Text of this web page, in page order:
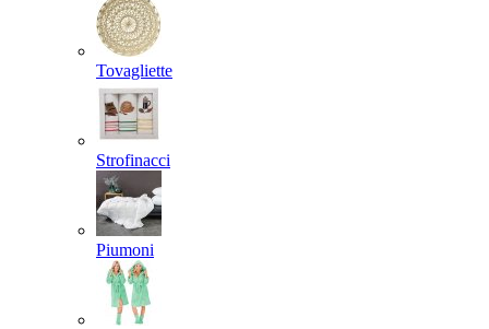
Tovagliette
Strofinacci
Piumoni